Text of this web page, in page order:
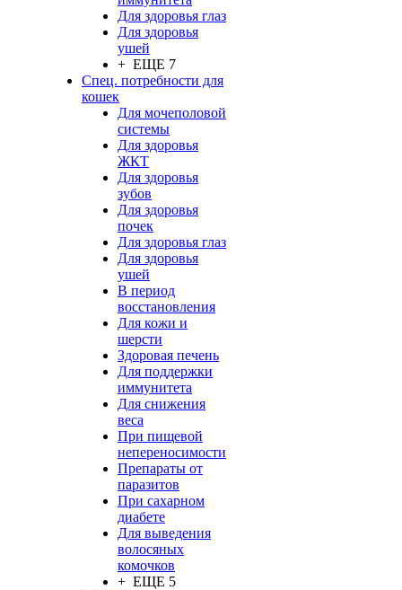
Для здоровья глаз
Для здоровья
ушей
+ ЕЩЕ 7
Спец. потребности для
кошек
Для мочеполовой
системы
Для здоровья
ЖКТ
Для здоровья
зубов
Для здоровья
почек
Для здоровья глаз
Для здоровья
ушей
В период
восстановления
Для кожи и
шерсти
Здоровая печень
Для поддержки
иммунитета
Для снижения
веса
При пищевой
непереносимости
Препараты от
паразитов
При сахарном
диабете
Для выведения
волосяных
комочков
+ ЕЩЕ 5